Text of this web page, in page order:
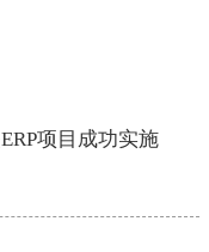
项目成功实施